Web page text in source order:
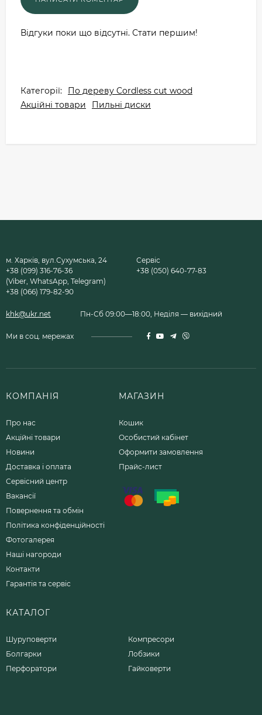
Відгуки поки що відсутні. Стати першим!
Категорії:
По дереву Cordless cut wood
Акційні товари
Пильні диски
м. Харків, вул.Сухумська, 24
+38 (099) 316-76-36
(Viber, WhatsApp, Telegram)
+38 (066) 179-82-90
Сервіс
+38 (050) 640-77-83
khk@ukr.net Пн-Сб 09:00—18:00, Неділя — вихідний
Ми в соц. мережах
КОМПАНІЯ
Про нас
Акційні товари
Новини
Доставка і оплата
Сервісний центр
Вакансії
Повернення та обмін
Політика конфіденційності
Фотогалерея
Наші нагороди
Контакти
Гарантія та сервіс
МАГАЗИН
Кошик
Особистий кабінет
Оформити замовлення
Прайс-лист
КАТАЛОГ
Шуруповерти
Болгарки
Перфоратори
Компресори
Лобзики
Гайковерти